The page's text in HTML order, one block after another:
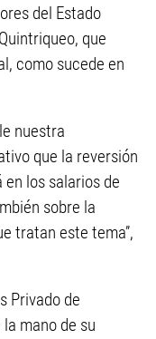
del Estado
que
como sucede en
nuestra
que la reversión
los salarios de
sobre la
tratan este tema”,
Privado de
mano de su